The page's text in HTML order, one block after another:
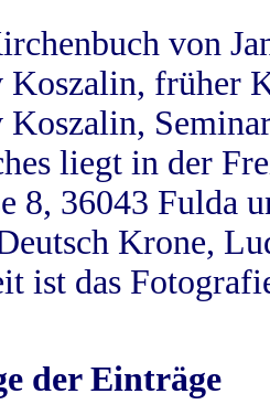
von
Koszalin, früher
Koszalin,
liegt in der
8, 36043 Fulda
Krone,
ist das
der Einträge